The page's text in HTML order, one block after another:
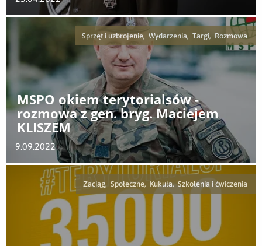
Sprzęt i uzbrojenie, Wydarzenia, Targi, Rozmowa
MSPO okiem terytorialsów -
rozmowa z gen. bryg. Maciejem
KLISZEM
9.09.2022
Zaciąg, Społeczne, Kukuła, Szkolenia i ćwiczenia